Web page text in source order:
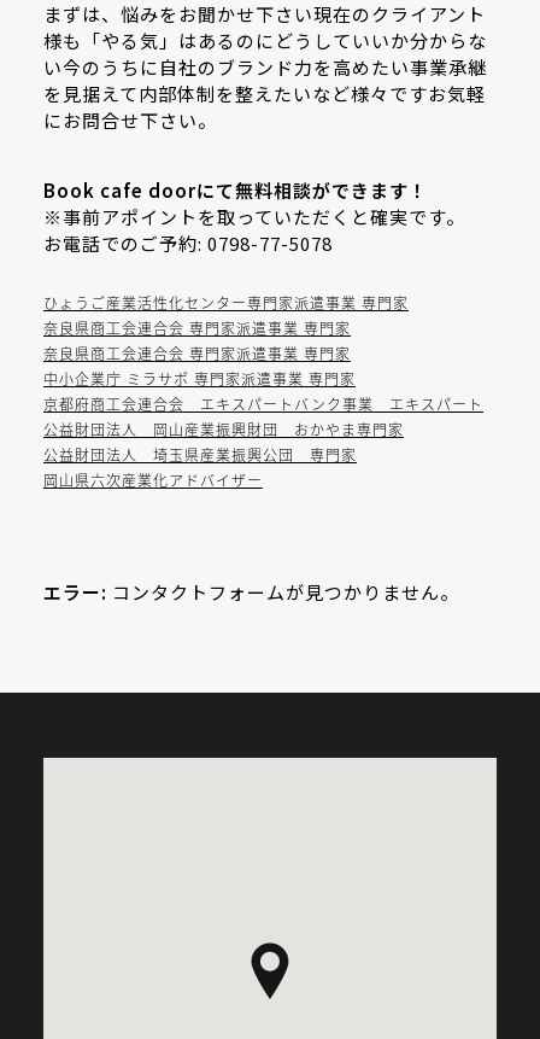
まずは、悩みをお聞かせ下さい現在のクライアント
様も「やる気」はあるのにどうしていいか分からな
い今のうちに自社のブランド力を高めたい事業承継
を見据えて内部体制を整えたいなど様々ですお気軽
にお問合せ下さい。
Book cafe doorにて無料相談ができます！
※事前アポイントを取っていただくと確実です。
お電話でのご予約: 0798-77-5078
ひょうご産業活性化センター専門家派遣事業 専門家
奈良県商工会連合会 専門家派遣事業 専門家
奈良県商工会連合会 専門家派遣事業 専門家
中小企業庁 ミラサポ 専門家派遣事業 専門家
京都府商工会連合会 エキスパートバンク事業 エキスパート
公益財団法人 岡山産業振興財団 おかやま専門家
公益財団法人 埼玉県産業振興公団 専門家
岡山県六次産業化アドバイザー
エラー: コンタクトフォームが見つかりません。